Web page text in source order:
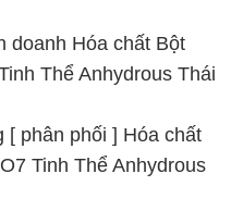
doanh Hóa chất Bột
Thể Anhydrous Thái
phân phối ] Hóa chất
Tinh Thể Anhydrous